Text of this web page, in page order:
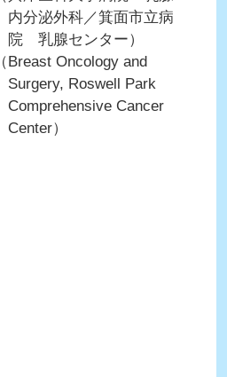
内分泌外科／箕面市立病
院 乳腺センター）
（Breast Oncology and
Surgery, Roswell Park
Comprehensive Cancer
Center）